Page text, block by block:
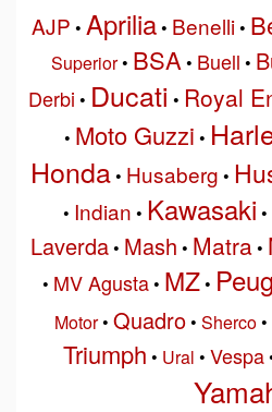
AJP • Aprilia• Benelli•
Superior• BSA• Buell •
Derbi • Ducati • Royal
• Moto Guzzi •
Honda• Husaberg •
• Indian • Kawasaki •
Laverda• Mash • Matra•
• MV Agusta• MZ•
Motor• Quadro• Sherco•
Triumph • Ural • Vespa